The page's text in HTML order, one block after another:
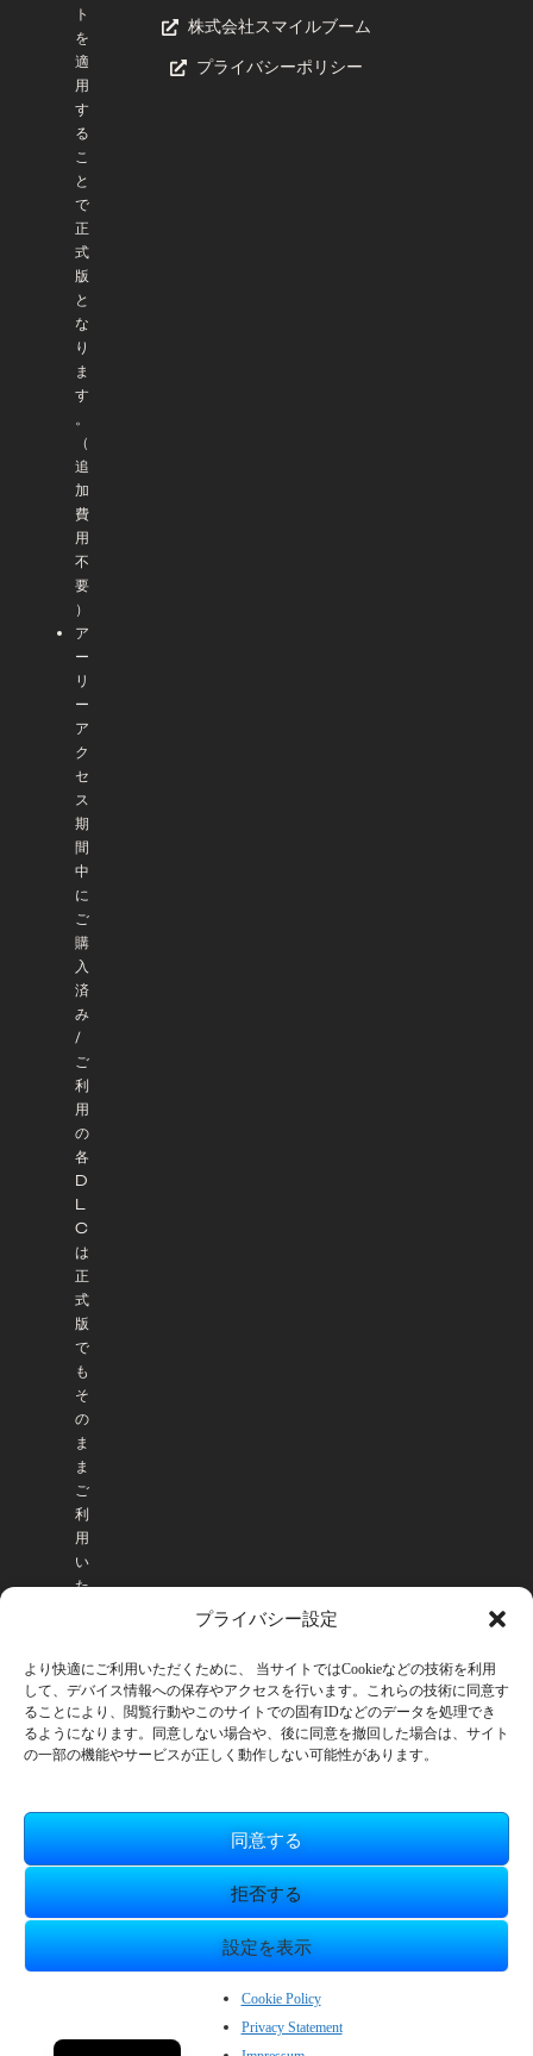
プライバシー設定
より快適にご利用いただくために、 当サイトではCookieなどの技術を利用
して、デバイス情報への保存やアクセスを行います。これらの技術に同意す
ることにより、閲覧行動やこのサイトでの固有IDなどのデータを処理でき
るようになります。同意しない場合や、後に同意を撤回した場合は、サイト
の一部の機能やサービスが正しく動作しない可能性があります。
同意する
拒否する
設定を表示
Cookie Policy
Privacy Statement
ト
を
適
用
す
る
こ
と
で
正
式
版
と
な
り
ま
す
。
（
追
加
費
用
不
要
）
ア
ー
リ
ー
ア
ク
セ
ス
期
間
中
に
ご
購
入
済
み
/
ご
利
用
の
各
D
L
C
は
正
式
版
で
も
そ
の
ま
ま
ご
利
用
い
た
す
。
株式会社スマイルブーム
プライバシーポリシー